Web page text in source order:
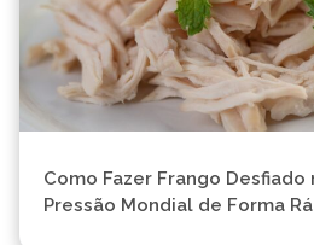
Como Fazer Frango Desfiado
Pressão Mondial de Forma